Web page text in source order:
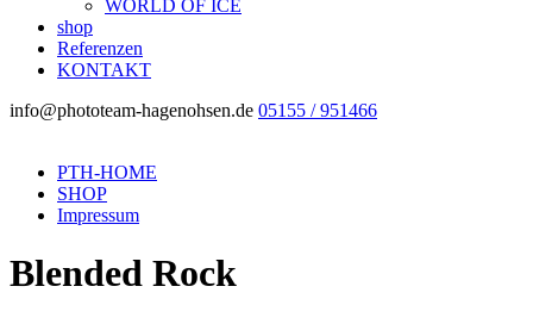
WORLD OF ICE
shop
Referenzen
KONTAKT
info@phototeam-hagenohsen.de 05155 / 951466
PTH-HOME
SHOP
Impressum
Blended Rock